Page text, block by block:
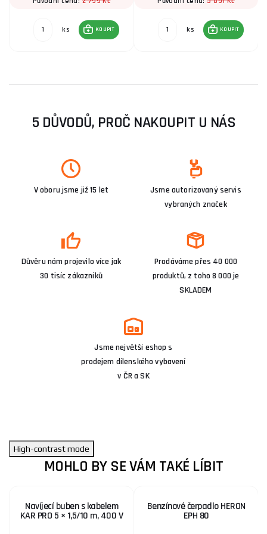
ks KOUPIT ks KOUPIT
5 DŮVODŮ, PROČ NAKOUPIT U NÁS
V oboru jsme již 15 let
Jsme autorizovaný servis
vybraných značek
Důvěru nám projevilo více jak
30 tisíc zákazníků
Prodáváme přes 40 000
produktů, z toho 8 000 je
SKLADEM
Jsme největší eshop s
prodejem dílenského vybavení
v ČR a SK
High-contrast mode
MOHLO BY SE VÁM TAKÉ LÍBIT
Navíjecí buben s kabelem
KAR PRO 5 × 1,5/10 m, 400 V
Benzínové čerpadlo HERON
EPH 80